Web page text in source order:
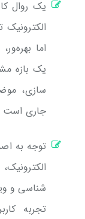
یک روال
اما
یک بازه
سازی،
جاری است
توجه به
شناسی و
تجربه